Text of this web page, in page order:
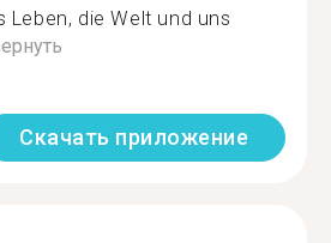
Leben, die Welt und uns
Скачать приложение